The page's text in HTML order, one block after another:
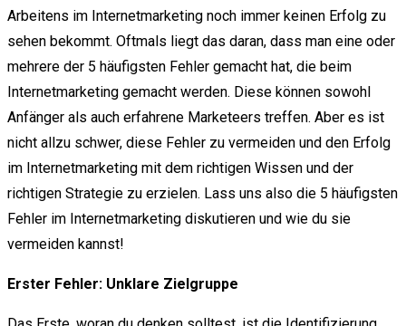
Arbeitens im Internetmarketing noch immer keinen Erfolg zu
sehen bekommt. Oftmals liegt das daran, dass man eine oder
mehrere der 5 häufigsten Fehler gemacht hat, die beim
Internetmarketing gemacht werden. Diese können sowohl
Anfänger als auch erfahrene Marketeers treffen. Aber es ist
nicht allzu schwer, diese Fehler zu vermeiden und den Erfolg
im Internetmarketing mit dem richtigen Wissen und der
richtigen Strategie zu erzielen. Lass uns also die 5 häufigsten
Fehler im Internetmarketing diskutieren und wie du sie
vermeiden kannst!
Erster Fehler: Unklare Zielgruppe